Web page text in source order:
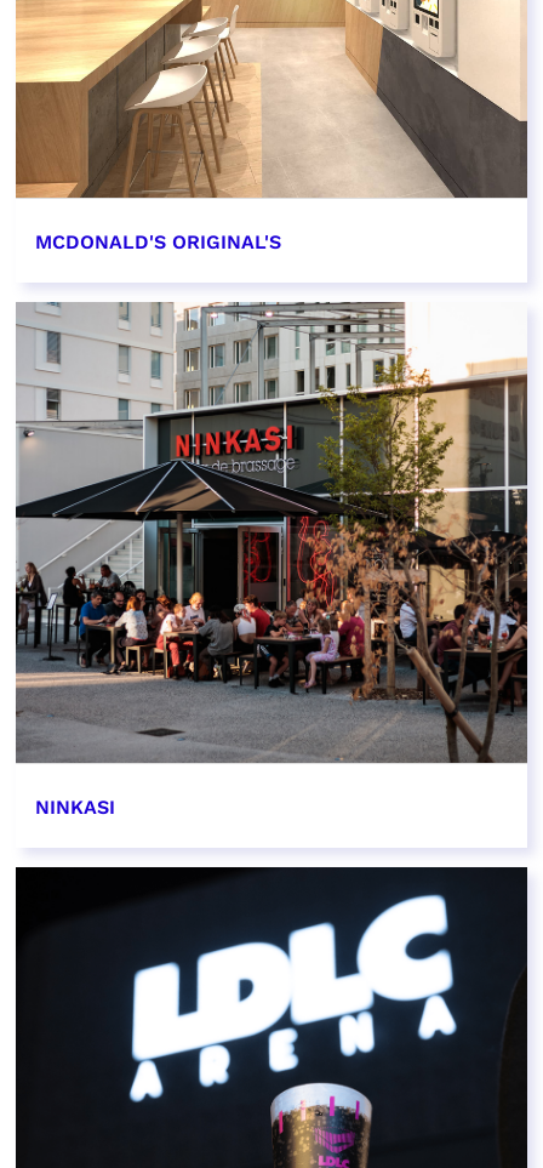
MCDONALD'S ORIGINAL'S
EN SAVOIR PLUS
NINKASI